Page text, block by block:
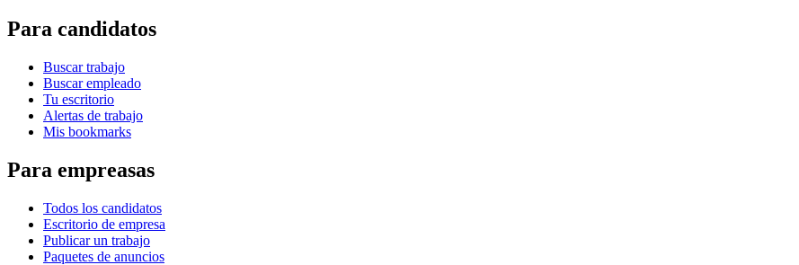
Para candidatos
Buscar trabajo
Buscar empleado
Tu escritorio
Alertas de trabajo
Mis bookmarks
Para empreasas
Todos los candidatos
Escritorio de empresa
Publicar un trabajo
Paquetes de anuncios